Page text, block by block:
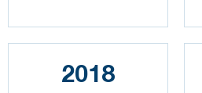
2018